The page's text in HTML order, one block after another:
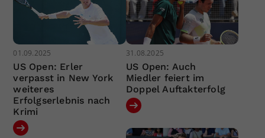
01.09.2025
US Open: Erler
verpasst in New York
weiteres
Erfolgserlebnis nach
Krimi
31.08.2025
US Open: Auch
Miedler feiert im
Doppel Auftakterfolg